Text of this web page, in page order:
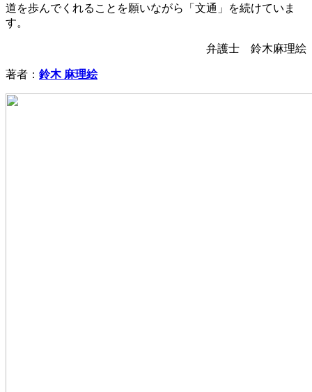
道を歩んでくれることを願いながら「文通」を続けていま
す。
弁護士 鈴木麻理絵
著者： 鈴木 麻理絵